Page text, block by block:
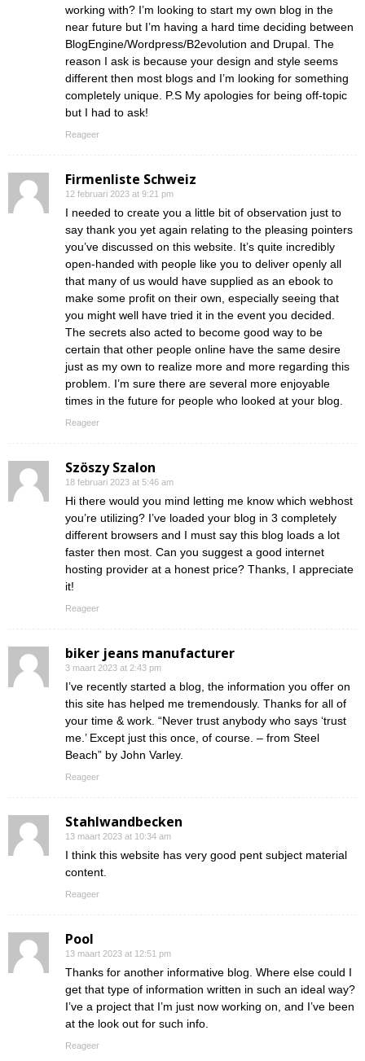
working with? I’m looking to start my own blog in the
near future but I’m having a hard time deciding between
BlogEngine/Wordpress/B2evolution and Drupal. The
reason I ask is because your design and style seems
different then most blogs and I’m looking for something
completely unique. P.S My apologies for being off-topic
but I had to ask!
Reageer
Firmenliste Schweiz
12 februari 2023 at 9:21 pm
I needed to create you a little bit of observation just to
say thank you yet again relating to the pleasing pointers
you’ve discussed on this website. It’s quite incredibly
open-handed with people like you to deliver openly all
that many of us would have supplied as an ebook to
make some profit on their own, especially seeing that
you might well have tried it in the event you decided.
The secrets also acted to become good way to be
certain that other people online have the same desire
just as my own to realize more and more regarding this
problem. I’m sure there are several more enjoyable
times in the future for people who looked at your blog.
Reageer
Szöszy Szalon
18 februari 2023 at 5:46 am
Hi there would you mind letting me know which webhost
you’re utilizing? I’ve loaded your blog in 3 completely
different browsers and I must say this blog loads a lot
faster then most. Can you suggest a good internet
hosting provider at a honest price? Thanks, I appreciate
it!
Reageer
biker jeans manufacturer
3 maart 2023 at 2:43 pm
I’ve recently started a blog, the information you offer on
this site has helped me tremendously. Thanks for all of
your time & work. “Never trust anybody who says ‘trust
me.’ Except just this once, of course. – from Steel
Beach” by John Varley.
Reageer
Stahlwandbecken
13 maart 2023 at 10:34 am
I think this website has very good pent subject material
content.
Reageer
Pool
13 maart 2023 at 12:51 pm
Thanks for another informative blog. Where else could I
get that type of information written in such an ideal way?
I’ve a project that I’m just now working on, and I’ve been
at the look out for such info.
Reageer